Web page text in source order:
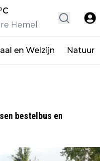
°C
Hemel
en Welzijn Natuur
bestelbus en